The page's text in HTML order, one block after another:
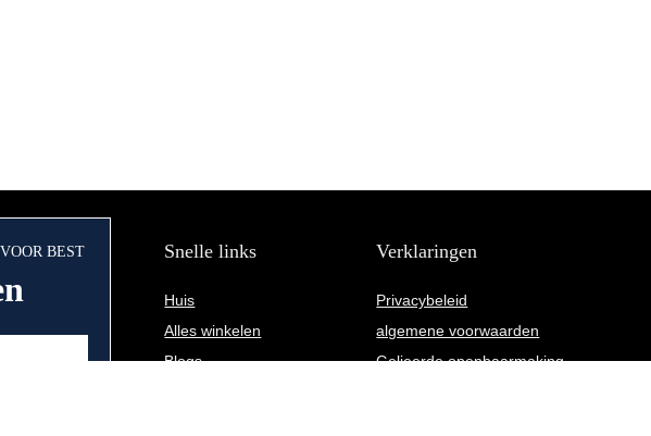
BEST Snelle links
Huis
Alles winkelen
Blogs
Verklaringen
Privacybeleid
algemene voorwaarden
Gelieerde openbaarmaking